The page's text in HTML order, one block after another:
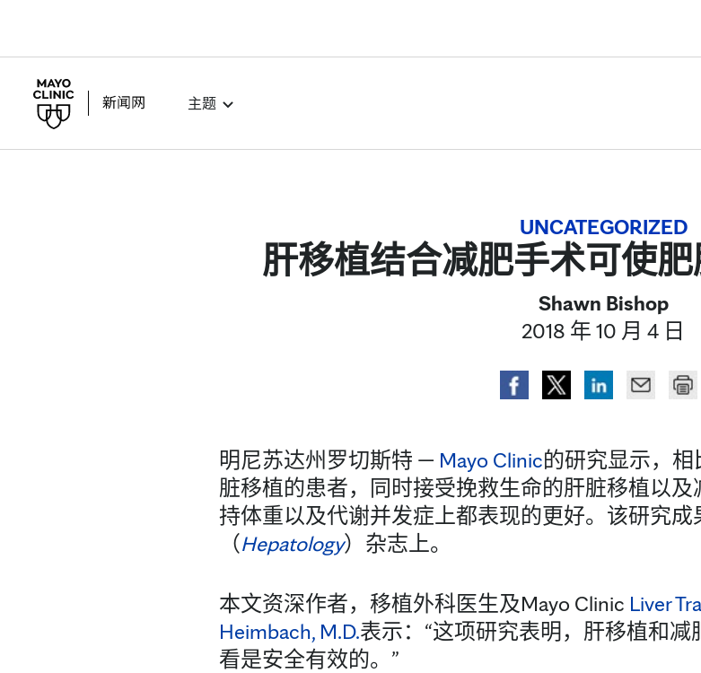
主题
UNCATEGORIZED
肝移植结合减肥手术可使
Shawn Bishop
2018 年 10 月 4 日
明尼苏达州罗切斯特 — Mayo Clinic的研究显示，
脏移植的患者，同时接受挽救生命的肝脏移植以
持体重以及代谢并发症上都表现的更好。该研究成
（Hepatology）杂志上。
本文资深作者，移植外科医生及Mayo Clinic Liver
Heimbach, M.D.表示：“这项研究表明，肝移植和
看是安全有效的。”